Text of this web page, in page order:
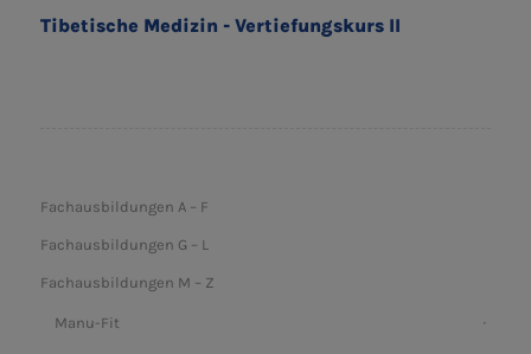
Tibetische Medizin - Vertiefungskurs II
Fachausbildungen A – F
Fachausbildungen G – L
Fachausbildungen M – Z
Manu-Fit